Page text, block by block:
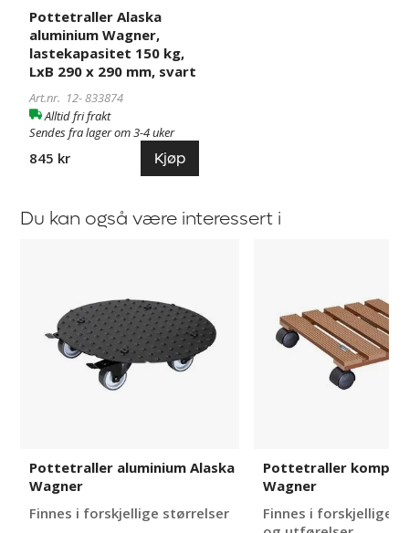
290
mm,
svart
Pottetraller Alaska
aluminium Wagner,
lastekapasitet 150 kg,
LxB 290 x 290 mm, svart
Art.nr. 12-833874
Alltid fri frakt
Sendes fra lager om 3-4 uker
845 kr Kjøp
Du kan også være interessert i
Wagner
Pottetraller aluminium Alaska
Wagner
Finnes i forskjellige størrelser
Wagner
Pottetraller
Wagner
Finnes i forskjellige